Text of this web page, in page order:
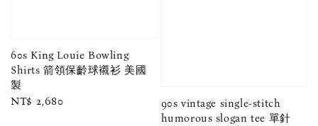
60s King Louie Bowling
Shirts 箭領保齡球襯衫 美國
製
Regular
NT$ 2,680
90s vintage single-stitch
humorous slogan tee 單針